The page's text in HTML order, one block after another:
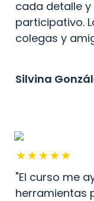
cada detalle
participativo.
colegas y
Silvina
★★★★★
"El curso me
herramientas